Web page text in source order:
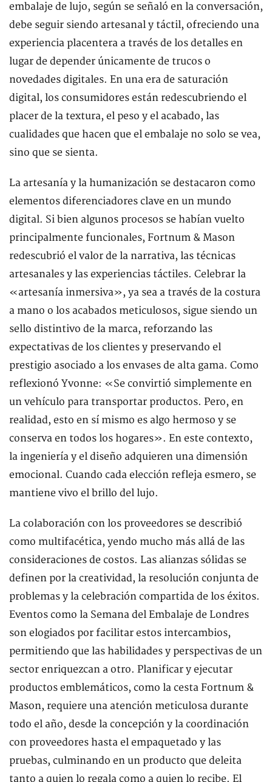
embalaje de lujo, según se señaló en la conversación,
debe seguir siendo artesanal y táctil, ofreciendo una
experiencia placentera a través de los detalles en
lugar de depender únicamente de trucos o
novedades digitales. En una era de saturación
digital, los consumidores están redescubriendo el
placer de la textura, el peso y el acabado, las
cualidades que hacen que el embalaje no solo se vea,
sino que se sienta.
La artesanía y la humanización se destacaron como
elementos diferenciadores clave en un mundo
digital. Si bien algunos procesos se habían vuelto
principalmente funcionales, Fortnum & Mason
redescubrió el valor de la narrativa, las técnicas
artesanales y las experiencias táctiles. Celebrar la
«artesanía inmersiva», ya sea a través de la costura
a mano o los acabados meticulosos, sigue siendo un
sello distintivo de la marca, reforzando las
expectativas de los clientes y preservando el
prestigio asociado a los envases de alta gama. Como
reflexionó Yvonne: «Se convirtió simplemente en
un vehículo para transportar productos. Pero, en
realidad, esto en sí mismo es algo hermoso y se
conserva en todos los hogares». En este contexto,
la ingeniería y el diseño adquieren una dimensión
emocional. Cuando cada elección refleja esmero, se
mantiene vivo el brillo del lujo.
La colaboración con los proveedores se describió
como multifacética, yendo mucho más allá de las
consideraciones de costos. Las alianzas sólidas se
definen por la creatividad, la resolución conjunta de
problemas y la celebración compartida de los éxitos.
Eventos como la Semana del Embalaje de Londres
son elogiados por facilitar estos intercambios,
permitiendo que las habilidades y perspectivas de un
sector enriquezcan a otro. Planificar y ejecutar
productos emblemáticos, como la cesta Fortnum &
Mason, requiere una atención meticulosa durante
todo el año, desde la concepción y la coordinación
con proveedores hasta el empaquetado y las
pruebas, culminando en un producto que deleita
tanto a quien lo regala como a quien lo recibe. El